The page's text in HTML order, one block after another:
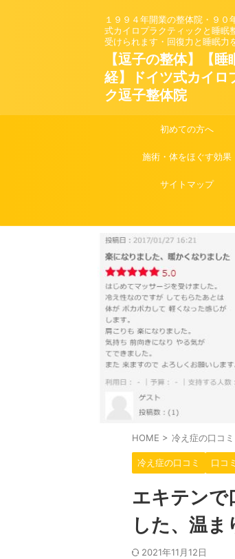
１９９４年開業の整体院・９０
式カイロプラクティックと睡眠
受けられます・回復力と睡眠力
【逗子の整体】【
経】ドイツ式カイロ
ク逗子整体院
初めての方へ
施術・体をほぐす効果
サイトマップ
HOME > 冷え症の口コミ
冷え症の口コミ 口コ
エキテンで
した、温ま
2021年11月12日